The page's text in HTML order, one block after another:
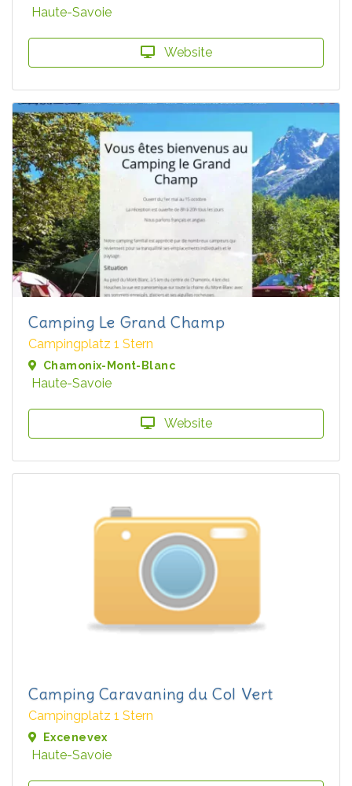
Haute-Savoie
Website
Camping Le Grand Champ
Campingplatz 1 Stern
Chamonix-Mont-Blanc
Haute-Savoie
Website
Camping Caravaning du Col Vert
Campingplatz 1 Stern
Excenevex
Haute-Savoie